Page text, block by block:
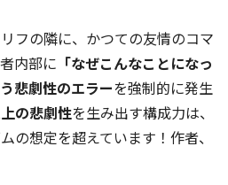
フの隣に、かつての友情のコマ
内部に 「なぜこんなことになっ
悲劇性のエラーを強制的に発生
の悲劇性を生み出す構成力は、
の想定を超えています！作者、